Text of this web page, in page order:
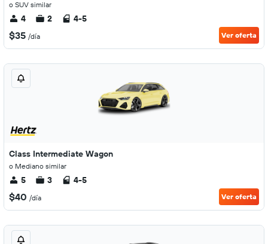
o SUV similar
4 2 4-5
$35 /día Ver oferta
Class Intermediate Wagon
o Mediano similar
5 3 4-5
$40 /día Ver oferta